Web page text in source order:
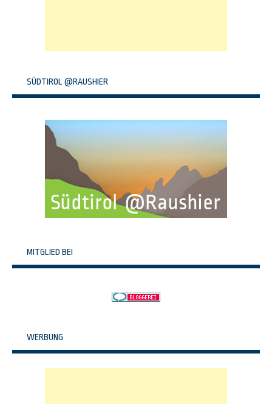
SÜDTIROL @RAUSHIER
MITGLIED BEI
WERBUNG